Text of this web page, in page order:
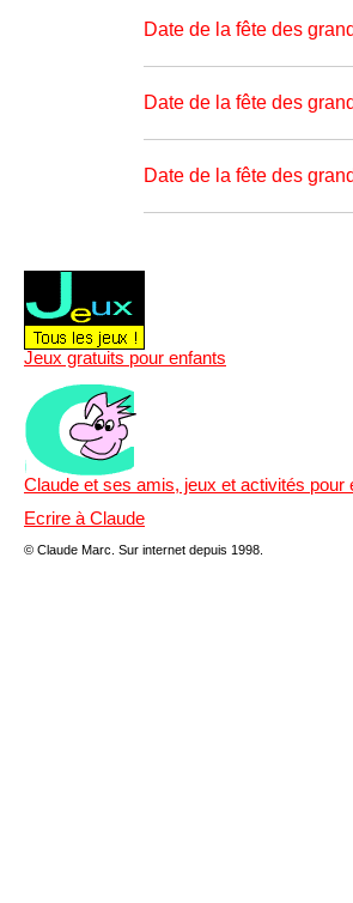
Date de la fête des
Date de la fête des
Date de la fête des
Jeux gratuits pour enfants
Claude et ses amis, jeux et activités pour
Ecrire à Claude
© Claude Marc. Sur internet depuis 1998.